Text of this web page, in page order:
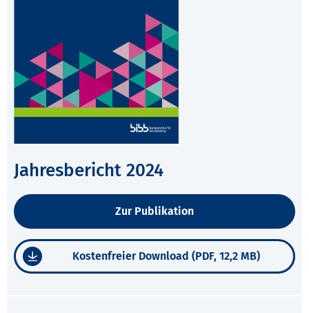
Jahresbericht 2024
Zur Publikation
Kostenfreier Download (PDF, 12,2 MB)